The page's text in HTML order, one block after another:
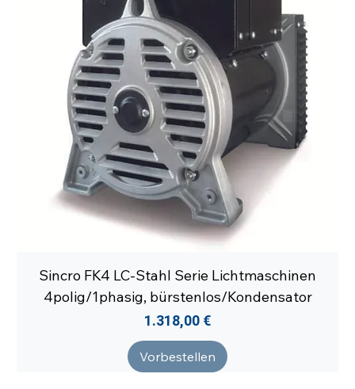
Sincro FK4 LC-Stahl Serie Lichtmaschinen
4polig/1phasig, bürstenlos/Kondensator
Preis
1.318,00 €
Vorbestellen